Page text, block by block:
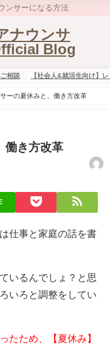
ンサーになる方法
ナウンサ
Blog
相談 【社会人&就活生向け】
ーの夏休みと、働き方改革
働き方改革
仕事と家庭の話を書
いるんでしょ？と思
いろと調整をしてい
たため、【夏休み】